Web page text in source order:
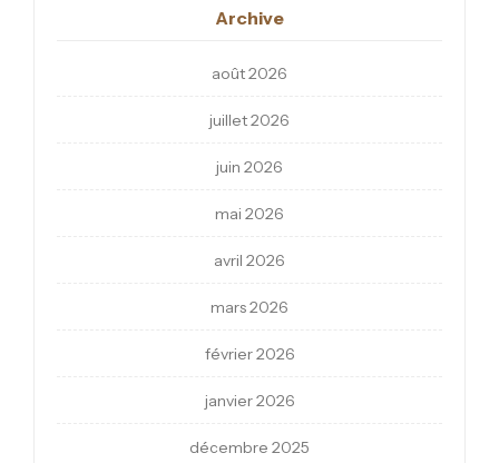
Archive
août 2026
juillet 2026
juin 2026
mai 2026
avril 2026
mars 2026
février 2026
janvier 2026
décembre 2025